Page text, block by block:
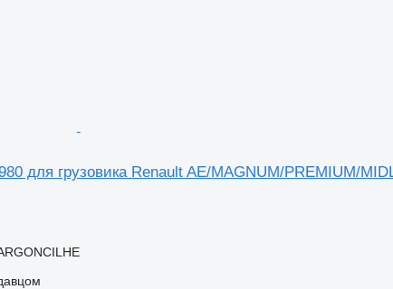
для грузовика Renault AE/MAGNUM/PREMIUM/